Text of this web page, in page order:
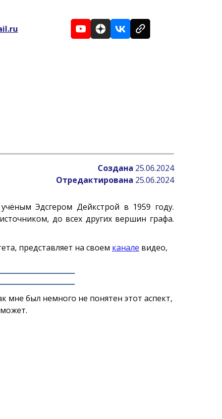
Создана 25.06.2024
Отредактирована 25.06.2024
Эдсгером Дейкстрой в 1959 году.
до всех других вершин графа.
представляет на своем канале видео,
мне был немного не понятен этот аспект,